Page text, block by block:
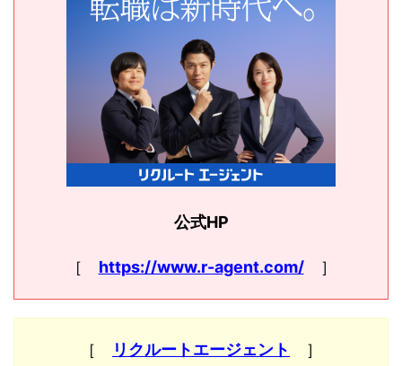
公式HP
［ https://www.r-agent.com/］
［ リクルートエージェント ］